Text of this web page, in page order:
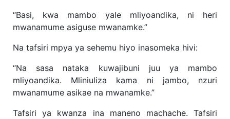
“Basi, kwa mambo yale mliyoandika, ni heri
mwanamume asiguse mwanamke.”
Na tafsiri mpya ya sehemu hiyo inasomeka hivi:
“Na sasa nataka kuwajibuni juu ya mambo
mliyoandika. Mliniuliza kama ni jambo, nzuri
mwanamume asikae na mwanamke.”
Tafsiri ya kwanza ina maneno machache. Tafsiri